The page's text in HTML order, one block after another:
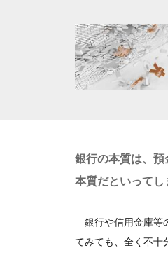
銀行の本質は、
本質だといってし
銀行や信用金庫等
てみても、全く不十